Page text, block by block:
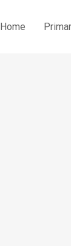
Home